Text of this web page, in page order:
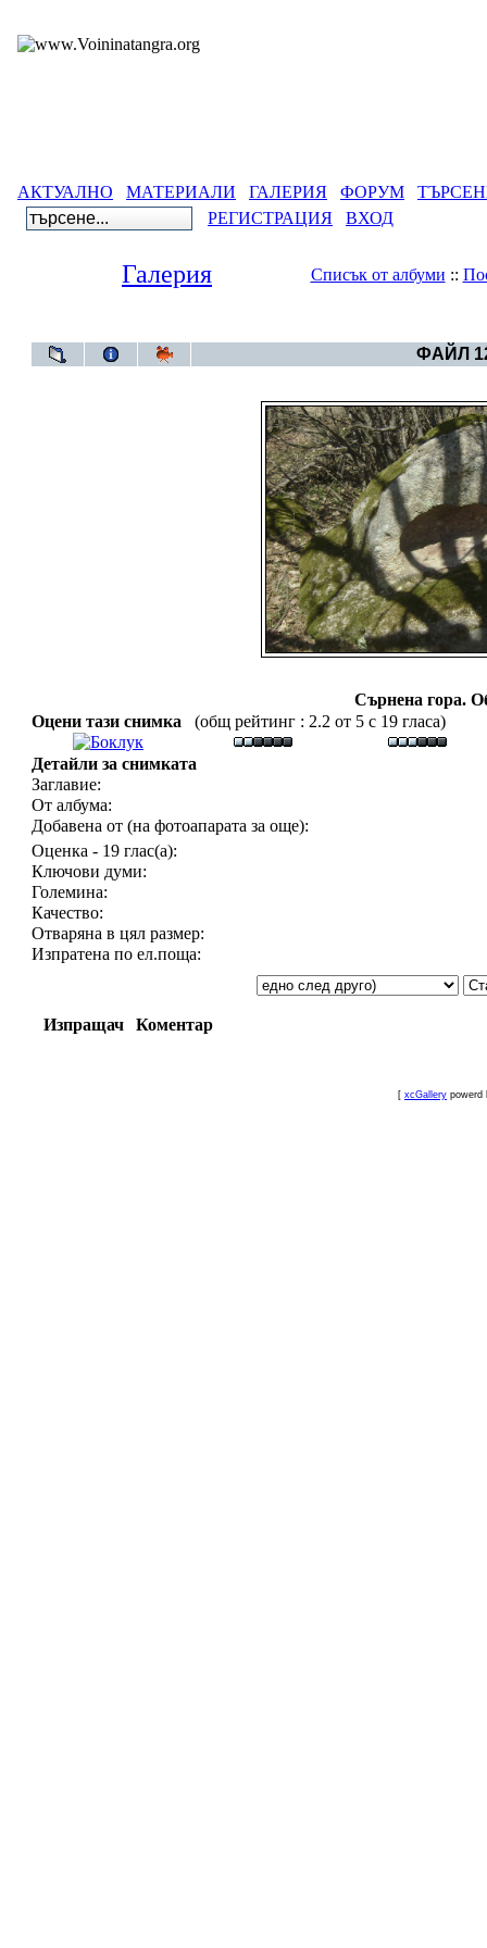
АКТУАЛНО МАТЕРИАЛИ ГАЛЕРИЯ ФОРУМ
РЕГИСТРАЦИЯ
ВХОД
Галерия Списък от албуми ::
ФАЙЛ
Сърнена гора.
Оцени тази снимка
(общ рейтинг : 2.2 от 5 с 19 гласа)
Детайли за снимката
Заглавие:
От албума:
Добавена от (на фотоапарата за още):
Оценка - 19 глас(а):
Ключови думи:
Големина:
Качество:
Отваряна в цял размер:
Изпратена по ел.поща:
Изпращач Коментар
[ xcGallery